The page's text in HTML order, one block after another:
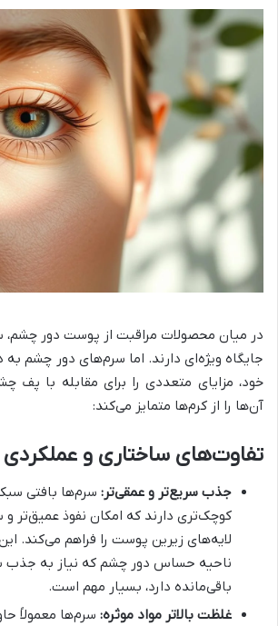
در میان محصولات مراقبت از پوست دور چشم،
جایگاه ویژه‌ای دارند. اما سرم‌های دور چشم
خود، مزایای متعددی را برای مقابله با پف
آن‌ها را از کرم‌ها متمایز می‌کند:
تفاوت‌های ساختاری و عملکردی
جذب سریع‌تر و عمقی‌تر: سرم‌ها بافتی
کوچک‌تری دارند که امکان نفوذ عمیق‌تر و
لایه‌های زیرین پوست را فراهم می‌کند.
ناحیه حساس دور چشم که نیاز به جذب
باقی‌مانده دارد، بسیار مهم است.
غلظت بالاتر مواد موثره: سرم‌ها معمولاً